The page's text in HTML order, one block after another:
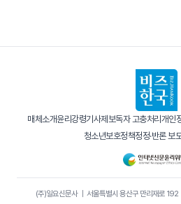
매체소개윤리강령기사제보독자 고충처리개인
청소년보호정책정정·반론 보
(주)일요신문사｜ 서울특별시 용산구 만리재로 192